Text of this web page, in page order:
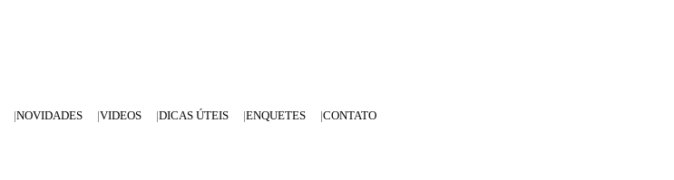
NOVIDADES VIDEOS DICAS ÚTEIS ENQUETES
CONTATO